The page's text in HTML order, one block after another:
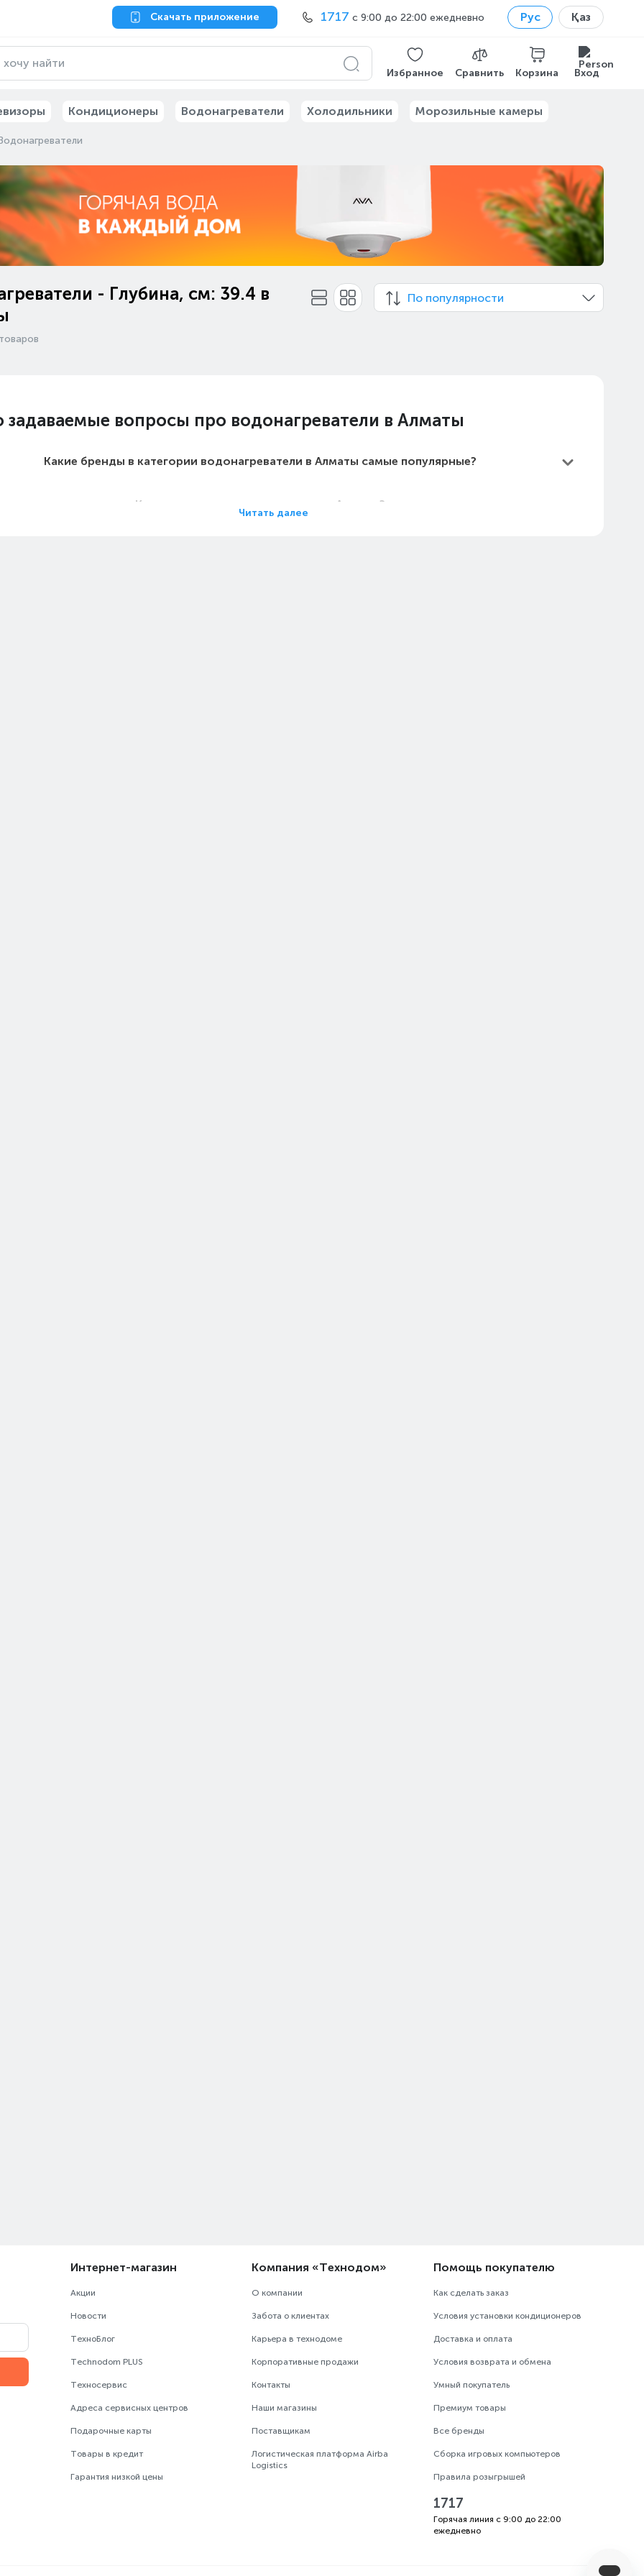
Скачать приложение 1717 с 9:00 до 22:00 ежедневно Рус Қаз
Избранное Сравнить Корзина Вход
Кондиционеры Водонагреватели Холодильники Морозильные камеры
- Глубина, см: 39.4 в
По популярности
задаваемые вопросы про водонагреватели в Алматы
Какие бренды в категории водонагреватели в Алматы самые популярные?
Какие цены на водонагреватели в Алматы?
Читать далее
Интернет-магазин
Акции
Новости
ТехноБлог
Technodom PLUS
Техносервис
Адреса сервисных центров
Подарочные карты
Товары в кредит
Гарантия низкой цены
Компания «Технодом»
О компании
Забота о клиентах
Карьера в технодоме
Корпоративные продажи
Контакты
Наши магазины
Поставщикам
Логистическая платформа Airba
Logistics
Помощь покупателю
Как сделать заказ
Условия установки кондиционеров
Доставка и оплата
Условия возврата и обмена
Умный покупатель
Премиум товары
Все бренды
Сборка игровых компьютеров
Правила розыгрышей
1717
Горячая линия с 9:00 до 22:00
ежедневно